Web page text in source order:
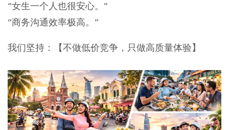
“女生一个人也很安心。”
“商务沟通效率极高。”
我们坚持：【不做低价竞争，只做高质量体验】